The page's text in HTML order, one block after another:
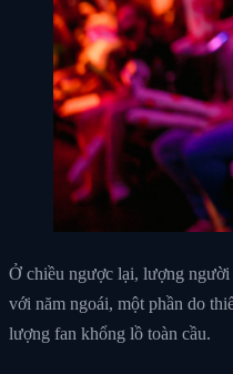
Ở chiều ngược lại, lượng người
với năm ngoái, một phần do
lượng fan khổng lồ toàn cầu.